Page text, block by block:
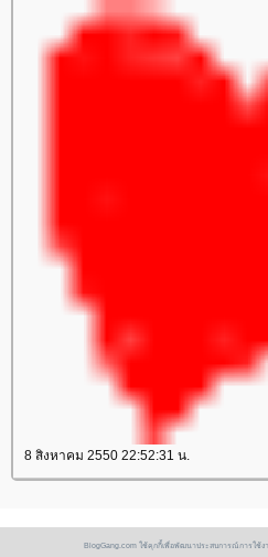
8 สิงหาคม 2550 22:52:31 น.
BlogGang.com ใช้คุกกี้เพื่อพัฒนาประสบการณ์การใช้